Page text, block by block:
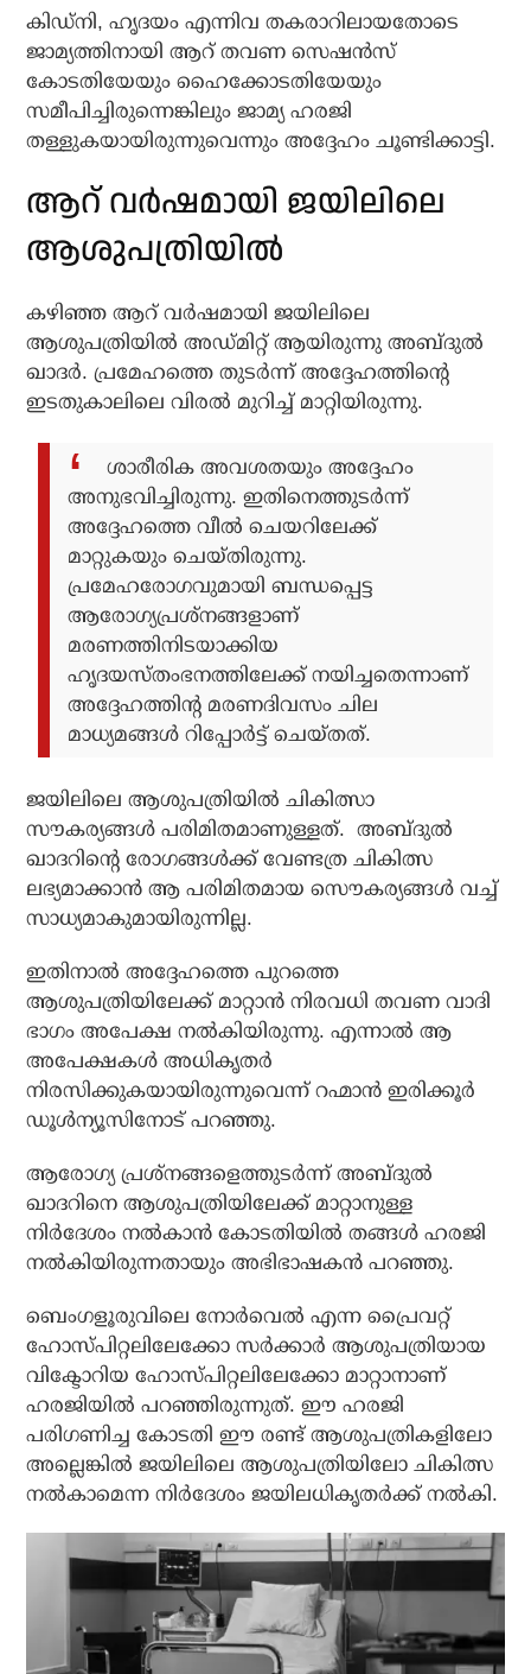
കിഡ്നി, ഹൃദയം എന്നിവ തകരാറിലായതോടെ
ജാമ്യത്തിനായി ആറ് തവണ സെഷന്‍സ്
കോടതിയേയും ഹൈക്കോടതിയേയും
സമീപിച്ചിരുന്നെങ്കിലും ജാമ്യ ഹരജി
തള്ളുകയായിരുന്നുവെന്നും അദ്ദേഹം ചൂണ്ടിക്കാട്ടി.
ആറ് വര്‍ഷമായി ജയിലിലെ
ആശുപത്രിയില്‍
കഴിഞ്ഞ ആറ് വര്‍ഷമായി ജയിലിലെ
ആശുപത്രിയില്‍ അഡ്മിറ്റ് ആയിരുന്നു അബ്ദുല്‍
ഖാദര്‍. പ്രമേഹത്തെ തുടര്‍ന്ന് അദ്ദേഹത്തിന്റെ
ഇടതുകാലിലെ വിരൽ മുറിച്ച് മാറ്റിയിരുന്നു.
ശാരീരിക അവശതയും അദ്ദേഹം
അനുഭവിച്ചിരുന്നു. ഇതിനെത്തുടർന്ന്
അദ്ദേഹത്തെ വീൽ ചെയറിലേക്ക്
മാറ്റുകയും ചെയ്തിരുന്നു.
പ്രമേഹരോഗവുമായി ബന്ധപ്പെട്ട
ആരോഗ്യപ്രശ്‌നങ്ങളാണ്
മരണത്തിനിടയാക്കിയ
ഹൃദയസ്തംഭനത്തിലേക്ക് നയിച്ചതെന്നാണ്
അദ്ദേഹത്തിന്റ മരണദിവസം ചില
മാധ്യമങ്ങള്‍ റിപ്പോര്‍ട്ട് ചെയ്തത്.
ജയിലിലെ ആശുപത്രിയില്‍ ചികിത്സാ
സൗകര്യങ്ങള്‍ പരിമിതമാണുള്ളത്. അബ്ദുല്‍
ഖാദറിന്റെ രോഗങ്ങള്‍ക്ക് വേണ്ടത്ര ചികിത്സ
ലഭ്യമാക്കാന്‍ ആ പരിമിതമായ സൌകര്യങ്ങള്‍ വച്ച്
സാധ്യമാകുമായിരുന്നില്ല.
ഇതിനാല്‍ അദ്ദേഹത്തെ പുറത്തെ
ആശുപത്രിയിലേക്ക് മാറ്റാന്‍ നിരവധി തവണ വാദി
ഭാഗം അപേക്ഷ നല്‍കിയിരുന്നു. എന്നാല്‍ ആ
അപേക്ഷകള്‍ അധികൃതര്‍
നിരസിക്കുകയായിരുന്നുവെന്ന് റഹ്മാൻ ഇരിക്കൂർ
ഡൂൾന്യൂസിനോട് പറഞ്ഞു.
ആരോഗ്യ പ്രശ്‌നങ്ങളെത്തുടര്‍ന്ന് അബ്ദുല്‍
ഖാദറിനെ ആശുപത്രിയിലേക്ക് മാറ്റാനുള്ള
നിര്‍ദേശം നല്‍കാന്‍ കോടതിയില്‍ തങ്ങള്‍ ഹരജി
നല്‍കിയിരുന്നതായും അഭിഭാഷകൻ പറഞ്ഞു.
ബെംഗളൂരുവിലെ നോര്‍വെല്‍ എന്ന പ്രൈവറ്റ്
ഹോസ്പിറ്റലിലേക്കോ സര്‍ക്കാര്‍ ആശുപത്രിയായ
വിക്ടോറിയ ഹോസ്പിറ്റലിലേക്കോ മാറ്റാനാണ്
ഹരജിയില്‍ പറഞ്ഞിരുന്നുത്. ഈ ഹരജി
പരിഗണിച്ച കോടതി ഈ രണ്ട് ആശുപത്രികളിലോ
അല്ലെങ്കില്‍ ജയിലിലെ ആശുപത്രിയിലോ ചികിത്സ
നല്‍കാമെന്ന നിര്‍ദേശം ജയിലധികൃതര്‍ക്ക് നല്‍കി.